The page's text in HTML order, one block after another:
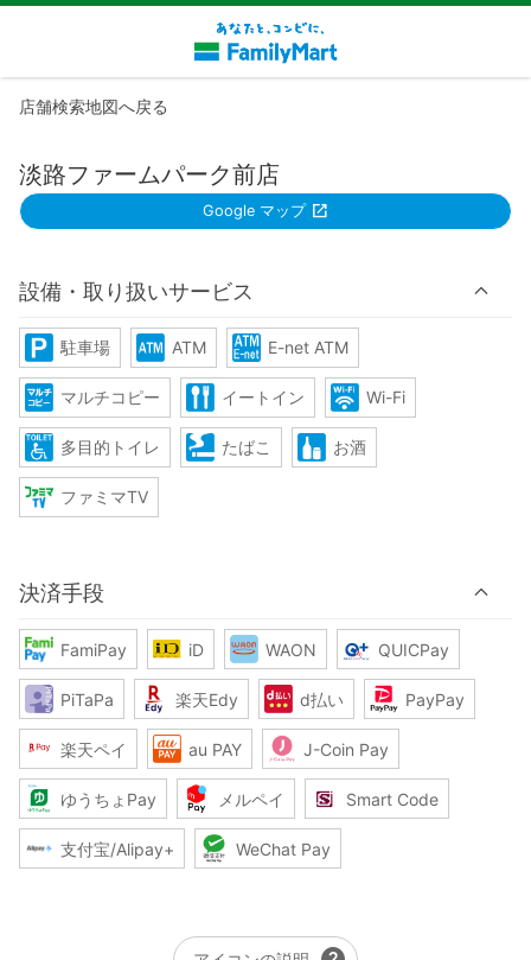
店舗検索地図へ戻る
淡路ファームパーク前店
Google マップ
設備・取り扱いサービス
駐車場 ATM E-net ATM
マルチコピー イートイン Wi-Fi
多目的トイレ たばこ お酒
ファミマTV
決済手段
FamiPay iD WAON QUICPay
PiTaPa 楽天Edy d払い PayPay
楽天ペイ au PAY J-Coin Pay
ゆうちょPay メルペイ Smart Code
支付宝/Alipay+ WeChat Pay